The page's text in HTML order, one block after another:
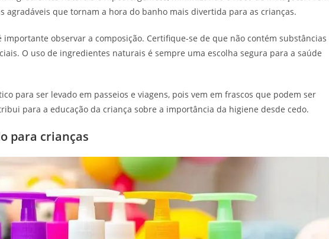
agradáveis que tornam a hora do banho mais divertida para as crianças.
observar a composição. Certifique-se de que não contém substâncias
O uso de ingredientes naturais é sempre uma escolha segura para a saúde
para ser levado em passeios e viagens, pois vem em frascos que podem ser
para a educação da criança sobre a importância da higiene desde cedo.
para crianças